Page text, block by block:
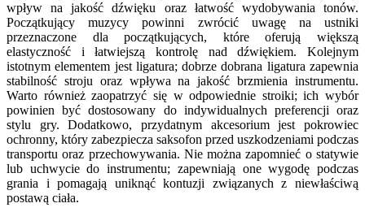
wpływ na jakość dźwięku oraz łatwość wydobywania tonów.
Początkujący muzycy powinni zwrócić uwagę na ustniki
przeznaczone dla początkujących, które oferują większą
elastyczność i łatwiejszą kontrolę nad dźwiękiem. Kolejnym
istotnym elementem jest ligatura; dobrze dobrana ligatura zapewnia
stabilność stroju oraz wpływa na jakość brzmienia instrumentu.
Warto również zaopatrzyć się w odpowiednie stroiki; ich wybór
powinien być dostosowany do indywidualnych preferencji oraz
stylu gry. Dodatkowo, przydatnym akcesorium jest pokrowiec
ochronny, który zabezpiecza saksofon przed uszkodzeniami podczas
transportu oraz przechowywania. Nie można zapomnieć o statywie
lub uchwycie do instrumentu; zapewniają one wygodę podczas
grania i pomagają uniknąć kontuzji związanych z niewłaściwą
postawą ciała.